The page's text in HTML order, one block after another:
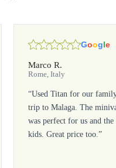
Google
Marco R.
Rome, Italy
“Used Titan for our
trip to Malaga. The
was perfect for us and the
kids. Great price too.”